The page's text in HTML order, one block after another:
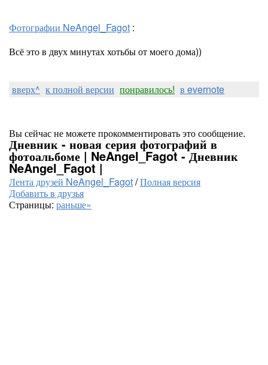
Фотографии NeAngel_Fagot :
Всё это в двух минутах хотьбы от моего дома))
вверх^ к полной версии понравилось! в evernote
Вы сейчас не можете прокомментировать это сообщение.
Дневник - новая серия фотографий в
фотоальбоме | NeAngel_Fagot - Дневник
NeAngel_Fagot |
Лента друзей NeAngel_Fagot/Полная версия
Добавить в друзья
Страницы: раньше»